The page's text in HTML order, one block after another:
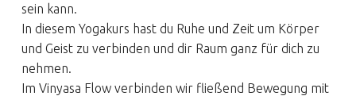
sein kann.
In diesem Yogakurs hast du Ruhe und Zeit um Körper
und Geist zu verbinden und dir Raum ganz für dich zu
nehmen.
Im Vinyasa Flow verbinden wir fließend Bewegung mit